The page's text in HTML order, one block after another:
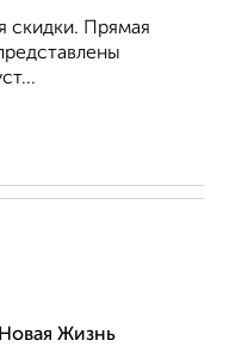
cкидки. Прямая
Жизнь